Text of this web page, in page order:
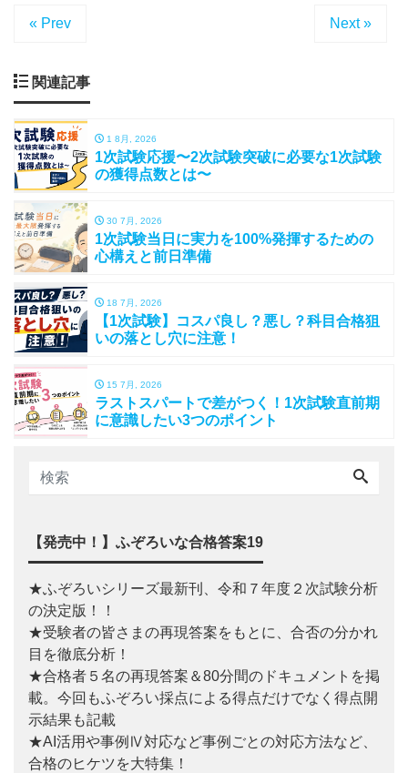
« Prev Next »
関連記事
1 8月, 2026
1次試験応援〜2次試験突破に必要な1次試験
の獲得点数とは〜
30 7月, 2026
1次試験当日に実力を100%発揮するための
心構えと前日準備
18 7月, 2026
【1次試験】コスパ良し？悪し？科目合格狙
いの落とし穴に注意！
15 7月, 2026
ラストスパートで差がつく！1次試験直前期
に意識したい3つのポイント
【発売中！】ふぞろいな合格答案19
★ふぞろいシリーズ最新刊、令和７年度２次試験分析
の決定版！！
★受験者の皆さまの再現答案をもとに、合否の分かれ
目を徹底分析！
★合格者５名の再現答案＆80分間のドキュメントを掲
載。今回もふぞろい採点による得点だけでなく得点開
示結果も記載
★AI活用や事例Ⅳ対応など事例ごとの対応方法など、
合格のヒケツを大特集！